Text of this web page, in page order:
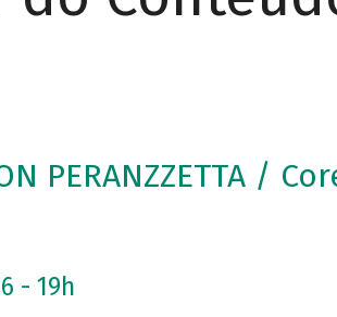
PERANZZETTA /
- 19h